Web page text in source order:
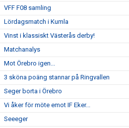
VFF F08 samling
Lördagsmatch i Kumla
Vinst i klassiskt Västerås derby!
Matchanalys
Mot Örebro igen...
3 sköna poäng stannar på Ringvallen
Seger borta i Örebro
Vi åker för möte emot IF Eker...
Seeeger